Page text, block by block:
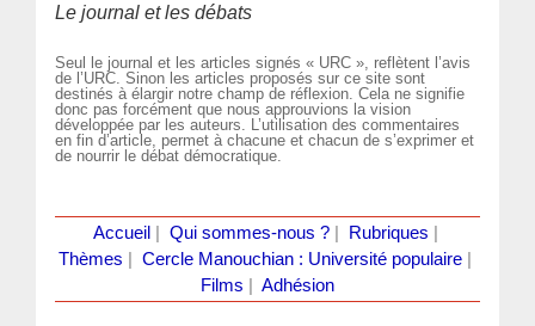
Le journal et les débats
Seul le journal et les articles signés « URC », reflètent l’avis
de l’URC. Sinon les articles proposés sur ce site sont
destinés à élargir notre champ de réflexion. Cela ne signifie
donc pas forcément que nous approuvions la vision
développée par les auteurs. L’utilisation des commentaires
en fin d’article, permet à chacune et chacun de s’exprimer et
de nourrir le débat démocratique.
Accueil Qui sommes-nous ?| Rubriques
Thèmes
Cercle Manouchian : Université populaire
Films
Adhésion